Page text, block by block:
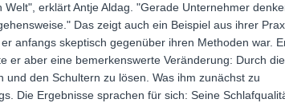
erklärt Antje Aldag. "Gerade Unternehmer
Das zeigt auch ein Beispiel aus ihrer
anfangs skeptisch gegenüber ihren Methoden war.
er aber eine bemerkenswerte Veränderung: Durch die
den Schultern zu lösen. Was ihm zunächst zu
Die Ergebnisse sprachen für sich: Seine